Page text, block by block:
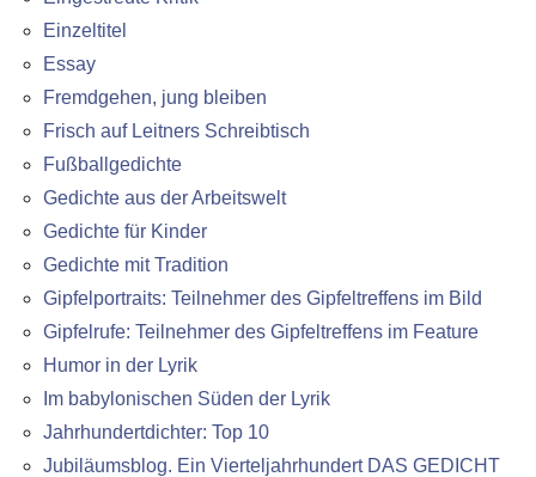
Einzeltitel
Essay
Fremdgehen, jung bleiben
Frisch auf Leitners Schreibtisch
Fußballgedichte
Gedichte aus der Arbeitswelt
Gedichte für Kinder
Gedichte mit Tradition
Gipfelportraits: Teilnehmer des Gipfeltreffens im Bild
Gipfelrufe: Teilnehmer des Gipfeltreffens im Feature
Humor in der Lyrik
Im babylonischen Süden der Lyrik
Jahrhundertdichter: Top 10
Jubiläumsblog. Ein Vierteljahrhundert DAS GEDICHT